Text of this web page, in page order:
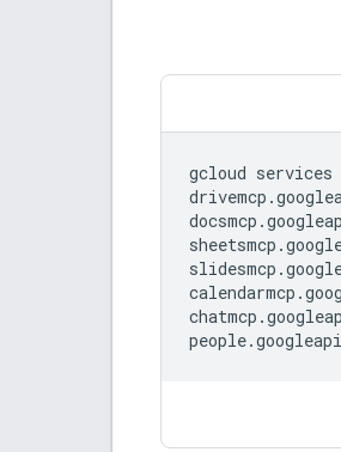
gcloud services